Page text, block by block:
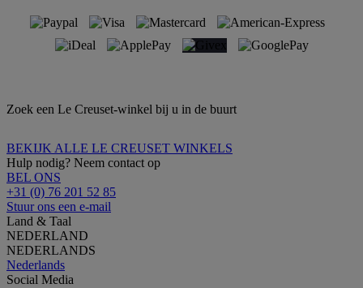
Zoek een Le Creuset-winkel bij u in de buurt
BEKIJK ALLE LE CREUSET WINKELS
Hulp nodig? Neem contact op
BEL ONS
+31 (0) 76 201 52 85
Stuur ons een e-mail
Land & Taal
NEDERLAND
NEDERLANDS
Nederlands
Social Media